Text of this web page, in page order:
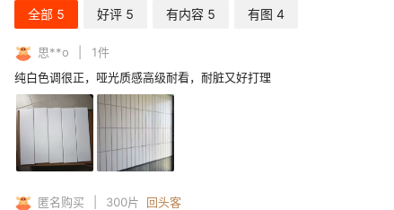
全部 5 好评 5 有内容 5 有图 4
思**o 1件
纯白色调很正，哑光质感高级耐看，耐脏又好打理
匿名购买 300片
回头客